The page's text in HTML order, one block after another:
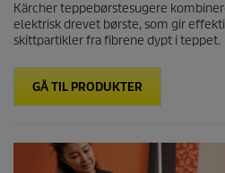
Kärcher teppebørstesugere
elektrisk drevet børste, som gir
skittpartikler fra fibrene dypt i teppet.
GÅ TIL PRODUKTER